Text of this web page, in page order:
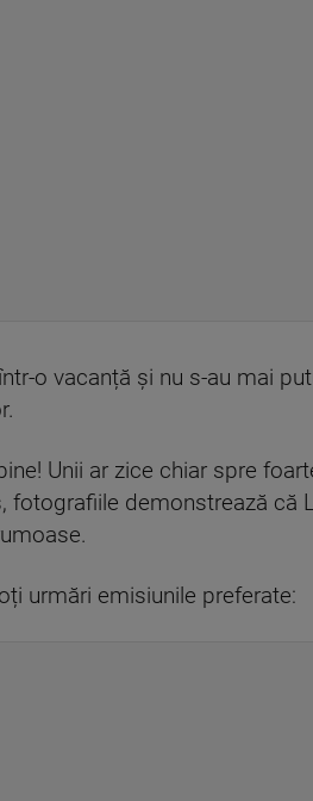
o vacanță și nu s-au mai
Unii ar zice chiar spre
fotografiile demonstrează
urmări emisiunile preferate: